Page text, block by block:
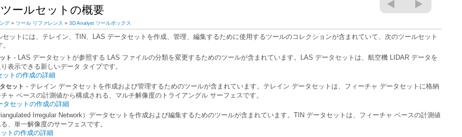
ールセットの概要
グ » ツール リファレンス » 3D Analyst ツールボックス
ト
表示できる新しいデータ タイプです。
ットの作成の詳細
セット
ャ ベースの計測値から構成される、マルチ解像度のトライアングル サーフェスです。
タセットの作成の詳細
、単一解像度のサーフェスです。
トの作成の詳細